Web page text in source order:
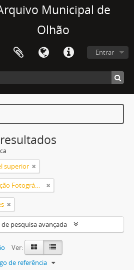
Municipal de
Olhão
Entrar
superior
Município de Olhão - Coleção Fotográfica
pesquisa avançada
Ver:
de referência